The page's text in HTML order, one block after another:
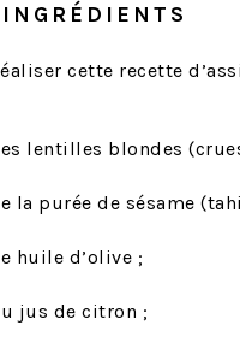
cette recette
lentilles blondes
la purée de sésame
huile d’olive ;
jus de citron ;